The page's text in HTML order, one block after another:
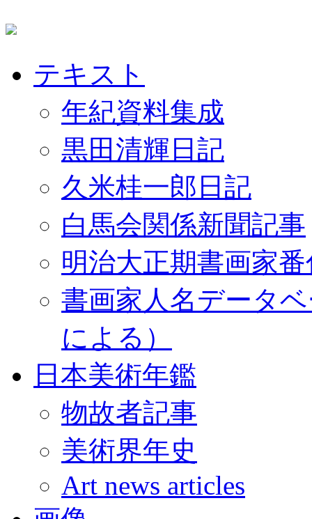
テキスト
年紀資料集成
黒田清輝日記
久米桂一郎日記
白馬会関係新聞記事
明治大正期書画家
書画家人名データ
による）
日本美術年鑑
物故者記事
美術界年史
Art news articles